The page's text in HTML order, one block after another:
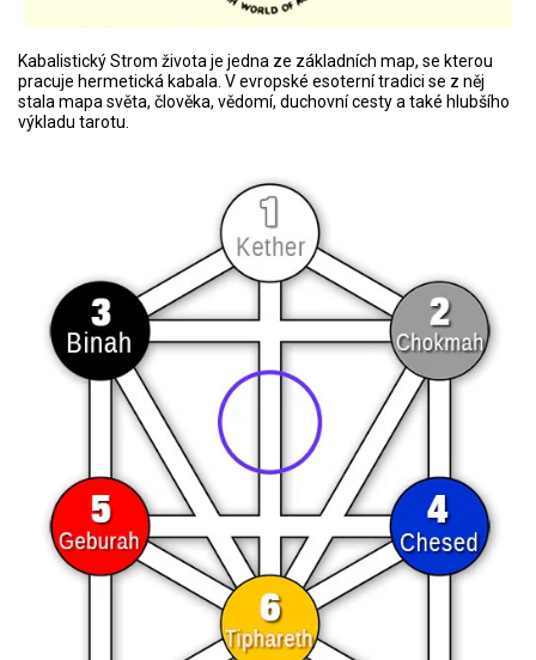
Kabalistický Strom života je jedna ze základních map, se kterou
pracuje hermetická kabala. V evropské esoterní tradici se z něj
stala mapa světa, člověka, vědomí, duchovní cesty a také hlubšího
výkladu tarotu.